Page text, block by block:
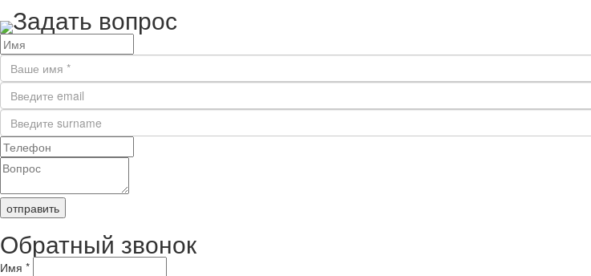
Задать вопрос
отправить
Обратный звонок
Имя *